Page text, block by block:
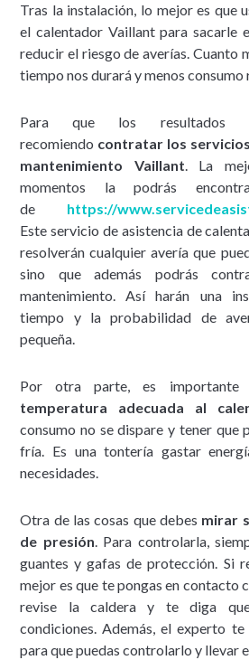
Tras la instalación, lo mejor es que
el calentador Vaillant para sacarle
reducir el riesgo de averías. Cuanto
tiempo nos durará y menos consumo
Para que los resultados
recomiendo contratar los
mantenimiento Vaillant. La
momentos la podrás
de https://
Este servicio de asistencia de
resolverán cualquier avería que
sino que además podrás
mantenimiento. Así harán una
tiempo y la probabilidad de
pequeña.
Por otra parte, es importante
temperatura adecuada al
consumo no se dispare y tener que
fría. Es una tontería gastar
necesidades.
Otra de las cosas que debes mirar
de presión. Para controlarla,
guantes y gafas de protección. Si
mejor es que te pongas en contacto
revise la caldera y te diga
condiciones. Además, el experto
para que puedas controlarlo y llevar